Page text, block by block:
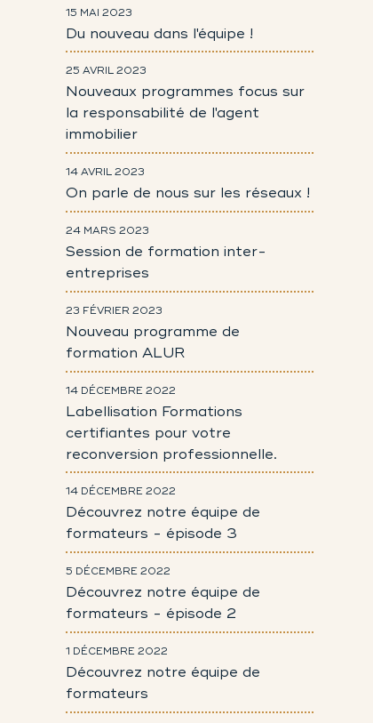
15 MAI 2023
Du nouveau dans l'équipe !
25 AVRIL 2023
Nouveaux programmes focus sur
la responsabilité de l'agent
immobilier
14 AVRIL 2023
On parle de nous sur les réseaux !
24 MARS 2023
Session de formation inter-
entreprises
23 FÉVRIER 2023
Nouveau programme de
formation ALUR
14 DÉCEMBRE 2022
Labellisation Formations
certifiantes pour votre
reconversion professionnelle.
14 DÉCEMBRE 2022
Découvrez notre équipe de
formateurs - épisode 3
5 DÉCEMBRE 2022
Découvrez notre équipe de
formateurs - épisode 2
1 DÉCEMBRE 2022
Découvrez notre équipe de
formateurs